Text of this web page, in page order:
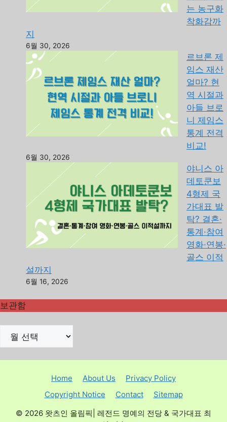
는 농구화
착화감까
지
6월 30, 2026
르브론 제
임스 재산
얼마? 현
역 시절과
아들 브로
니 제임스
통계 전격
비교!
6월 30, 2026
야니스 아
데토쿤보
4형제 국
가대표 발
탁? 결혼·
통계·참여
영화·연봉·
골스 이적
설까지
6월 16, 2026
보관함
Home About Us
Privacy Policy
Copyright Notice
Contact
Sitemap
© 2026 왓츠인 올림픽| 레전드 명예의 전당 & 국가대표 최